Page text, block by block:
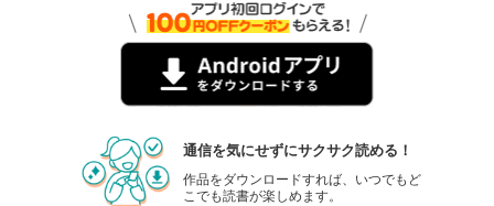
通信を気にせずにサクサク読める！
作品をダウンロードすれば、いつでもど
こでも読書が楽しめます。